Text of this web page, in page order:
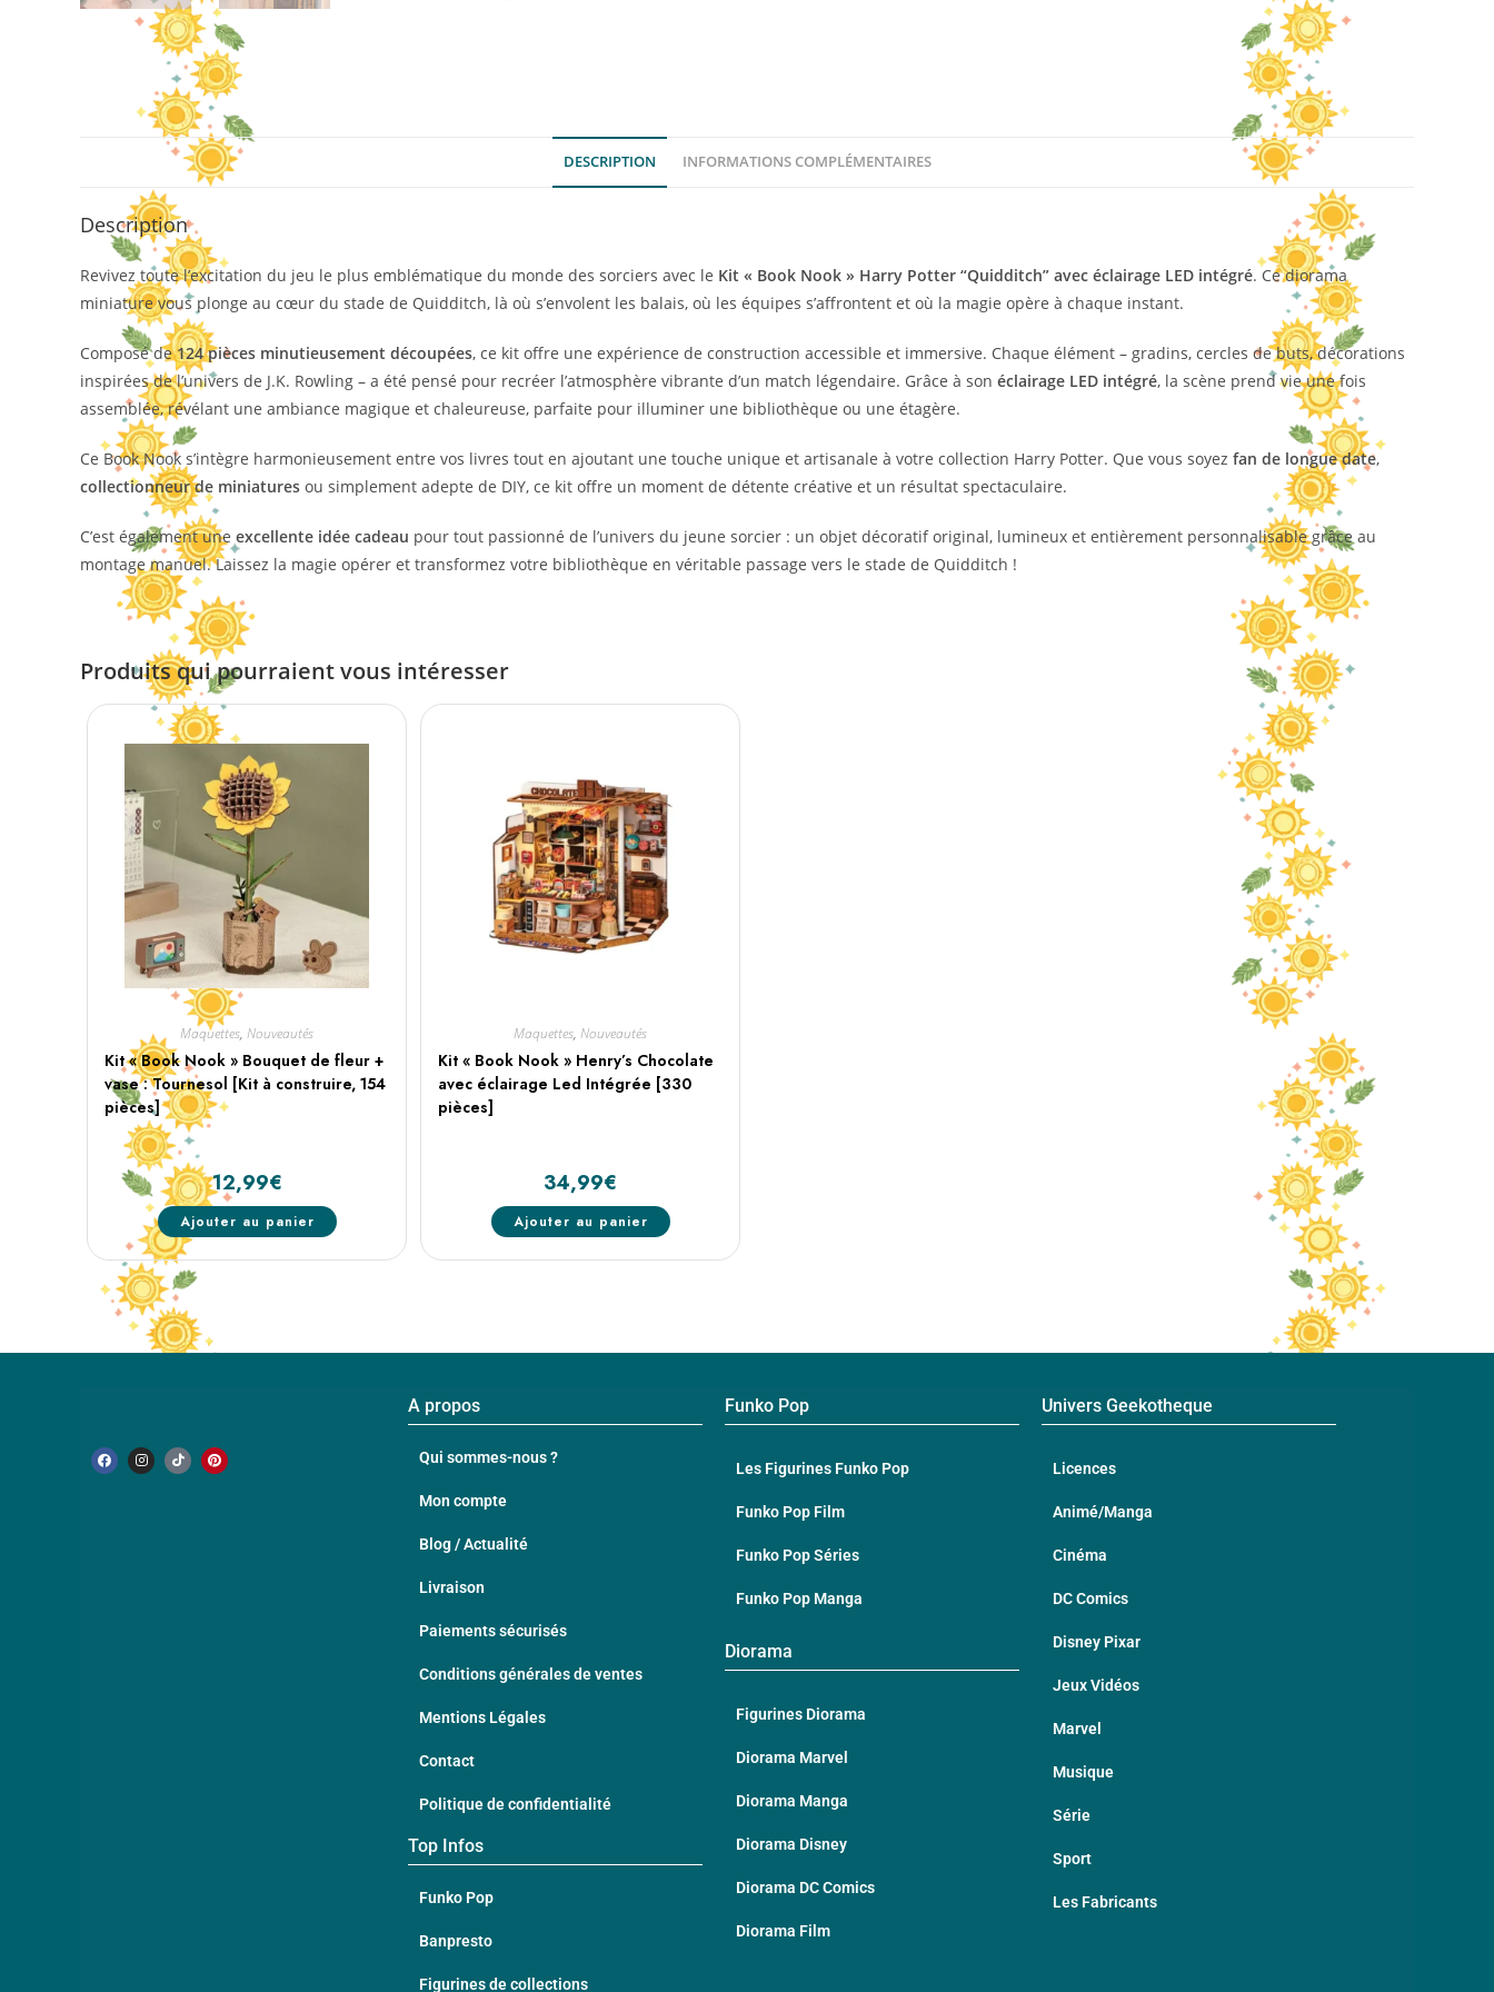
DESCRIPTION INFORMATIONS COMPLÉMENTAIRES
Description
Revivez toute l’excitation du jeu le plus emblématique du monde des sorciers avec le Kit « Book Nook » Harry Potter “Quidditch” avec éclairage LED intégré. Ce diorama
miniature vous plonge au cœur du stade de Quidditch, là où s’envolent les balais, où les équipes s’affrontent et où la magie opère à chaque instant.
Composé de124 pièces minutieusement découpées, ce kit offre une expérience de construction accessible et immersive. Chaque élément – gradins, cercles de buts, décorations
inspirées de l’univers de J.K. Rowling – a été pensé pour recréer l’atmosphère vibrante d’un match légendaire. Grâce à son éclairage LED intégré, la scène prend vie une fois
assemblée, révélant une ambiance magique et chaleureuse, parfaite pour illuminer une bibliothèque ou une étagère.
Ce Book Nook s’intègre harmonieusement entre vos livres tout en ajoutant une touche unique et artisanale à votre collection Harry Potter. Que vous soyez fan de longue date,
collectionneur de miniatures ou simplement adepte de DIY, ce kit offre un moment de détente créative et un résultat spectaculaire.
C’est également une excellente idée cadeau pour tout passionné de l’univers du jeune sorcier : un objet décoratif original, lumineux et entièrement personnalisable grâce au
montage manuel. Laissez la magie opérer et transformez votre bibliothèque en véritable passage vers le stade de Quidditch !
Produits qui pourraient vous intéresser
Maquettes, Nouveautés
Kit « Book Nook » Bouquet de fleur +
vase : Tournesol [Kit à construire, 154
pièces]
12,99€
Ajouter au panier
Maquettes, Nouveautés
Kit « Book Nook » Henry’s Chocolate
avec éclairage Led Intégrée [330
pièces]
34,99€
Ajouter au panier
A propos
Qui sommes-nous ?
Mon compte
Blog / Actualité
Livraison
Paiements sécurisés
Conditions générales de ventes
Mentions Légales
Contact
Politique de confidentialité
Top Infos
Funko Pop
Banpresto
Figurines de collections
Funko Pop
Les Figurines Funko Pop
Funko Pop Film
Funko Pop Séries
Funko Pop Manga
Diorama
Figurines Diorama
Diorama Marvel
Diorama Manga
Diorama Disney
Diorama DC Comics
Diorama Film
Univers Geekotheque
Licences
Animé/Manga
Cinéma
DC Comics
Disney Pixar
Jeux Vidéos
Marvel
Musique
Série
Sport
Les Fabricants